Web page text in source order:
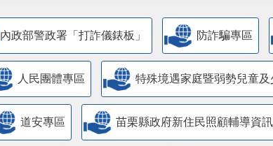
內政部警政署「打詐儀錶板」 防詐騙專區
人民團體專區 特殊境遇家庭暨弱勢兒童
道安專區 苗栗縣政府新住民照顧輔導資